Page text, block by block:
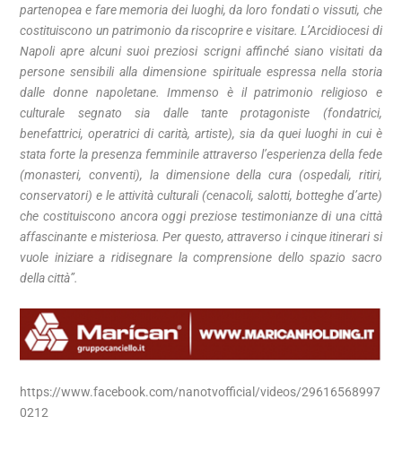
partenopea e fare memoria dei luoghi, da loro fondati o vissuti, che
costituiscono un patrimonio da riscoprire e visitare. L’Arcidiocesi di
Napoli apre alcuni suoi preziosi scrigni affinché siano visitati da
persone sensibili alla dimensione spirituale espressa nella storia
dalle donne napoletane. Immenso è il patrimonio religioso e
culturale segnato sia dalle tante protagoniste (fondatrici,
benefattrici, operatrici di carità, artiste), sia da quei luoghi in cui è
stata forte la presenza femminile attraverso l’esperienza della fede
(monasteri, conventi), la dimensione della cura (ospedali, ritiri,
conservatori) e le attività culturali (cenacoli, salotti, botteghe d’arte)
che costituiscono ancora oggi preziose testimonianze di una città
affascinante e misteriosa. Per questo, attraverso i cinque itinerari si
vuole iniziare a ridisegnare la comprensione dello spazio sacro
della città”.
https://www.facebook.com/nanotvofficial/videos/29616568997
0212